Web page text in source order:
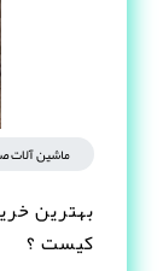
ماشین آلات
بهترین
کیست ؟